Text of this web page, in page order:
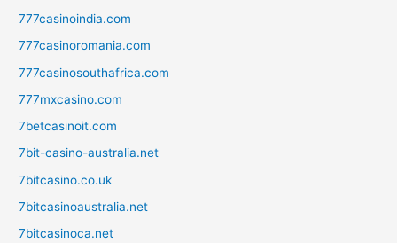
777casinoindia.com
777casinoromania.com
777casinosouthafrica.com
777mxcasino.com
7betcasinoit.com
7bit-casino-australia.net
7bitcasino.co.uk
7bitcasinoaustralia.net
7bitcasinoca.net